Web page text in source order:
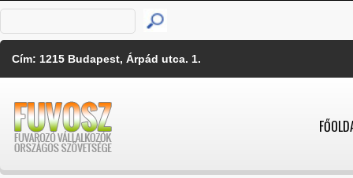
Cím: 1215 Budapest, Árpád utca. 1.